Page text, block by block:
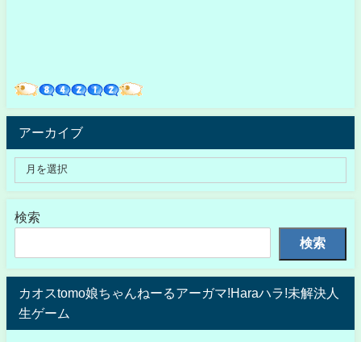
アーカイブ
検索
検索
カオスtomo娘ちゃんねーるアーガマ!Haraハラ!未解決人
生ゲーム